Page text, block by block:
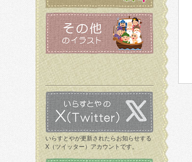
いらすとやが更新されたらお知らせする
X（ツイッター）アカウントです。